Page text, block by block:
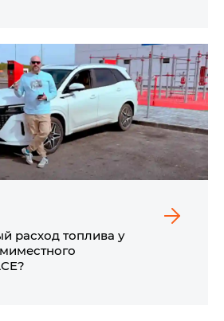
расход топлива у